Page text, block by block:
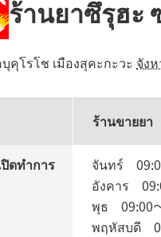
ร้านยาซึรุฮะ
คุโรโช เมืองสุคะกะวะ จัง
ร้านขายยา
ปิดทำการ จันทร์
อังคาร
พุธ 09:00
พฤหัสบดี